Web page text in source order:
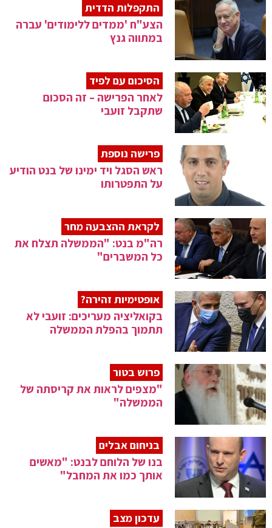
התקפלות הדדית
הצע"ח 'ממדים ללימודים' עברה
במתווה גנץ
הסיכום עם לפיד
לאחר הפרישה – זה הסכום
שתקבל זועבי
פרישה נוספת
ראש הסגל ויד ימינו של בנט הודיע
על התפטרותו
לקראת ההצבעה מחר
רה"מ בנט: "הממשלה תצלח את
כל המשברים"
אופטימיות זהירה?
בקואליציה מעריכים: זועבי לא
תתמוך בהפלת הממשלה
פרוש בטור
"מצפים לראות את קריסתה של
הממשלה"
בניחום אבלים
בנו של הלוחם לבנט: "מאשים
אותך כמו את המחבל"
עדכון מצב